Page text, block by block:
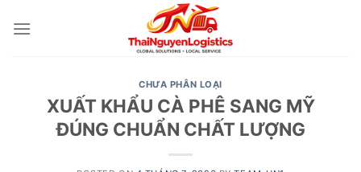
CHƯA PHÂN LOẠI
XUẤT KHẨU CÀ PHÊ SANG MỸ
ĐÚNG CHUẨN CHẤT LƯỢNG